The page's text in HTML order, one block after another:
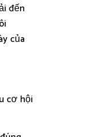
đến
của
cơ hội